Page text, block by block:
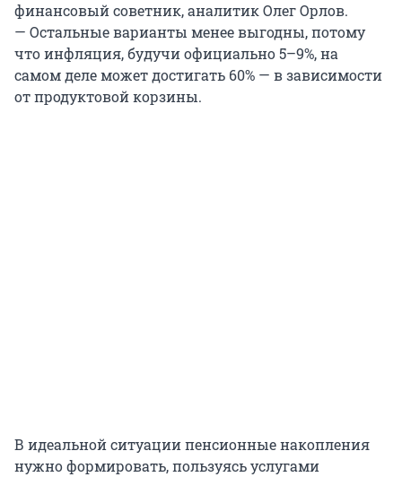
финансовый советник, аналитик Олег Орлов.
— Остальные варианты менее выгодны, потому
что инфляция, будучи официально 5–9%, на
самом деле может достигать 60% — в зависимости
от продуктовой корзины.
В идеальной ситуации пенсионные накопления
нужно формировать, пользуясь услугами